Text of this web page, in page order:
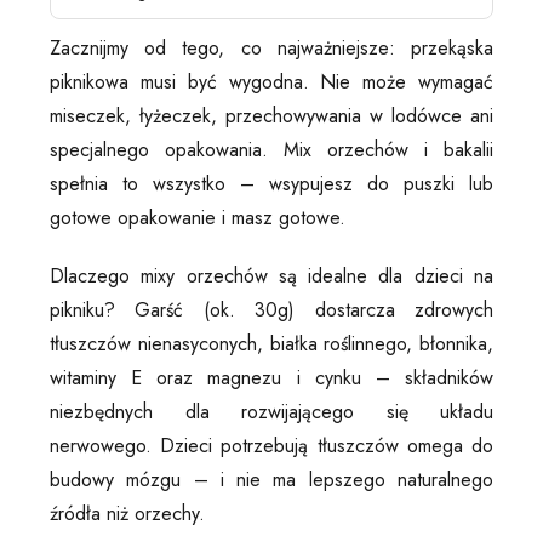
Zacznijmy od tego, co najważniejsze: przekąska
piknikowa musi być wygodna. Nie może wymagać
miseczek, łyżeczek, przechowywania w lodówce ani
specjalnego opakowania. Mix orzechów i bakalii
spełnia to wszystko – wsypujesz do puszki lub
gotowe opakowanie i masz gotowe.
Dlaczego mixy orzechów są idealne dla dzieci na
pikniku? Garść (ok. 30g) dostarcza zdrowych
tłuszczów nienasyconych, białka roślinnego, błonnika,
witaminy E oraz magnezu i cynku – składników
niezbędnych dla rozwijającego się układu
nerwowego. Dzieci potrzebują tłuszczów omega do
budowy mózgu – i nie ma lepszego naturalnego
źródła niż orzechy.